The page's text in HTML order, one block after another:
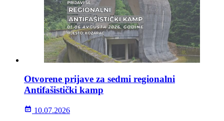
Otvorene prijave za sedmi regionalni
Antifašistički kamp
10.07.2026